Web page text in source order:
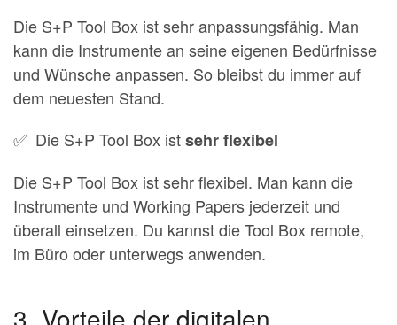
Die S+P Tool Box ist sehr anpassungsfähig. Man
kann die Instrumente an seine eigenen Bedürfnisse
und Wünsche anpassen. So bleibst du immer auf
dem neuesten Stand.
✅ Die S+P Tool Box istsehr flexibel
Die S+P Tool Box ist sehr flexibel. Man kann die
Instrumente und Working Papers jederzeit und
überall einsetzen. Du kannst die Tool Box remote,
im Büro oder unterwegs anwenden.
3. Vorteile der digitalen